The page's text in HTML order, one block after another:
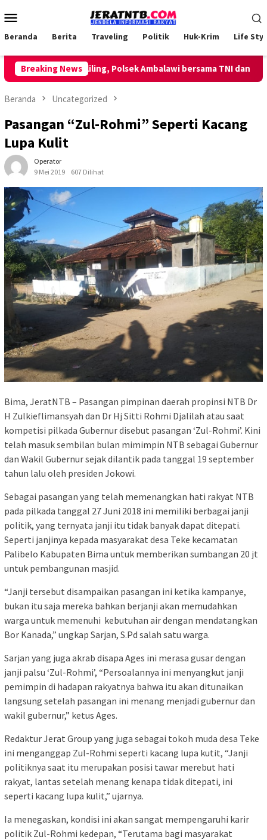
ke
Mobile
Beranda Berita Traveling Politik Huk-Krim Life
Breaking News
Patroli Keliling, Polsek Ambalawi bersama TNI dan
Beranda Uncategorized
Pasangan “Zul-Rohmi” Seperti Kacang
Lupa Kulit
Operator
9 Mei 2019
607 Dilihat
Bima, JeratNTB – Pasangan pimpinan daerah propinsi NTB Dr
H Zulkieflimansyah dan Dr Hj Sitti Rohmi Djalilah atau saat
kompetisi pilkada Gubernur disebut pasangan ‘Zul-Rohmi’. Kini
telah masuk sembilan bulan mimimpin NTB sebagai Gubernur
dan Wakil Gubernur sejak dilantik pada tanggal 19 september
tahun lalu oleh presiden Jokowi.
Sebagai pasangan yang telah memenangkan hati rakyat NTB
pada pilkada tanggal 27 Juni 2018 ini memiliki berbagai janji
politik, yang ternyata janji itu tidak banyak dapat ditepati.
Seperti janjinya kepada masyarakat desa Teke kecamatan
Palibelo Kabupaten Bima untuk memberikan sumbangan 20 jt
untuk pembangunan masjid.
“Janji tersebut disampaikan pasangan ini ketika kampanye,
bukan itu saja mereka bahkan berjanji akan memudahkan
warga untuk memenuhi kebutuhan air dengan mendatangkan
Bor Kanada,” ungkap Sarjan, S.Pd salah satu warga.
Sarjan yang juga akrab disapa Ages ini merasa gusar dengan
janji palsu ‘Zul-Rohmi’, “Persoalannya ini menyangkut janji
pemimpin di hadapan rakyatnya bahwa itu akan ditunaikan
langsung setelah pasangan ini menang menjadi gubernur dan
wakil gubernur,” ketus Ages.
Redaktur Jerat Group yang juga sebagai tokoh muda desa Teke
ini menganggap Zul-Rohmi seperti kacang lupa kutit, “Janji
politiknya saat itu merupakan posisi tawar merebut hati
rakyat, lantas setelah menang kenapa tidak ditepati, ini
seperti kacang lupa kulit,” ujarnya.
Ia menegaskan, kondisi ini akan sangat mempengaruhi karir
politik Zul-Rohmi kedepan, “Terutama bagi masyarakat